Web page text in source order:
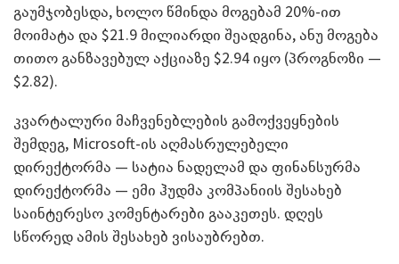
გაუმჯობესდა, ხოლო წმინდა მოგებამ 20%-ით
მოიმატა და $21.9 მილიარდი შეადგინა, ანუ მოგება
თითო განზავებულ აქციაზე $2.94 იყო (პროგნოზი —
$2.82).
კვარტალური მაჩვენებლების გამოქვეყნების
შემდეგ, Microsoft-ის აღმასრულებელი
დირექტორმა — სატია ნადელამ და ფინანსურმა
დირექტორმა — ემი ჰუდმა კომპანიის შესახებ
საინტერესო კომენტარები გააკეთეს. დღეს
სწორედ ამის შესახებ ვისაუბრებთ.